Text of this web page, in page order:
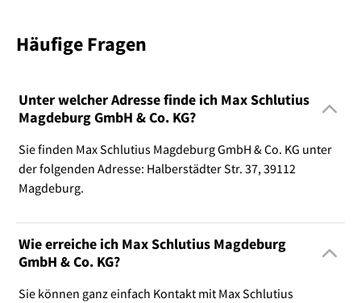
Häufige Fragen
Unter welcher Adresse finde ich Max Schlutius
Magdeburg GmbH & Co. KG?
Sie finden Max Schlutius Magdeburg GmbH & Co. KG unter
der folgenden Adresse: Halberstädter Str. 37, 39112
Magdeburg.
Wie erreiche ich Max Schlutius Magdeburg
GmbH & Co. KG?
Sie können ganz einfach Kontakt mit Max Schlutius